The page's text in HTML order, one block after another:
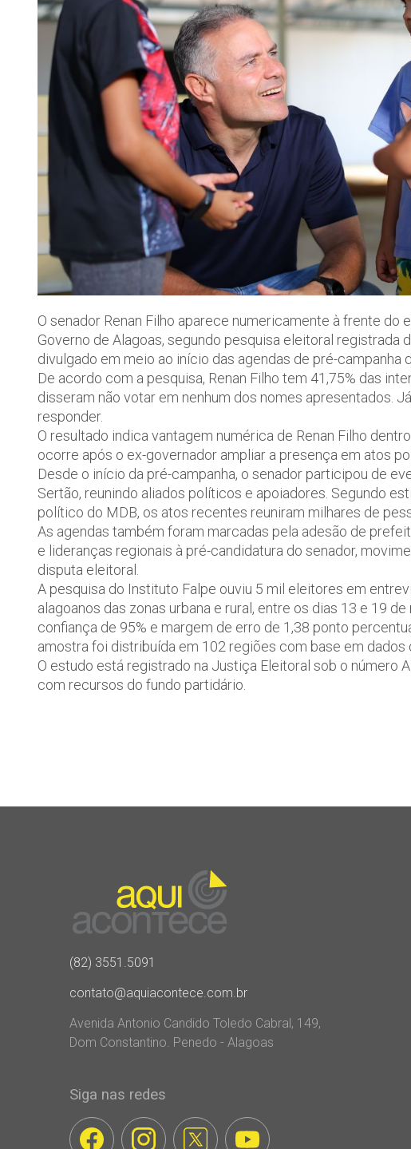
O senador Renan Filho aparece numericamente à frente
Governo de Alagoas, segundo pesquisa eleitoral registrada
divulgado em meio ao início das agendas de pré-
De acordo com a pesquisa, Renan Filho tem 41,75% das
disseram não votar em nenhum dos nomes apresentados.
responder.
O resultado indica vantagem numérica de Renan Filho
ocorre após o ex-governador ampliar a presença em atos
Desde o início da pré-campanha, o senador participou de
Sertão, reunindo aliados políticos e apoiadores. Segundo
político do MDB, os atos recentes reuniram milhares de
As agendas também foram marcadas pela adesão de
e lideranças regionais à pré-candidatura do senador,
disputa eleitoral.
A pesquisa do Instituto Falpe ouviu 5 mil eleitores em
alagoanos das zonas urbana e rural, entre os dias 13 e 19
confiança de 95% e margem de erro de 1,38 ponto
amostra foi distribuída em 102 regiões com base em dados
O estudo está registrado na Justiça Eleitoral sob o número
com recursos do fundo partidário.
(82) 3551.5091
contato@aquiacontece.com.br
Avenida Antonio Candido Toledo Cabral, 149,
Dom Constantino. Penedo - Alagoas
Siga nas redes